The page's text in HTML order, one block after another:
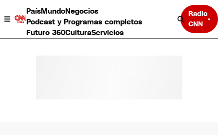
PaísMundoNegocios
Podcast y Programas completos
Futuro 360CulturaServicios
Radio
CNN